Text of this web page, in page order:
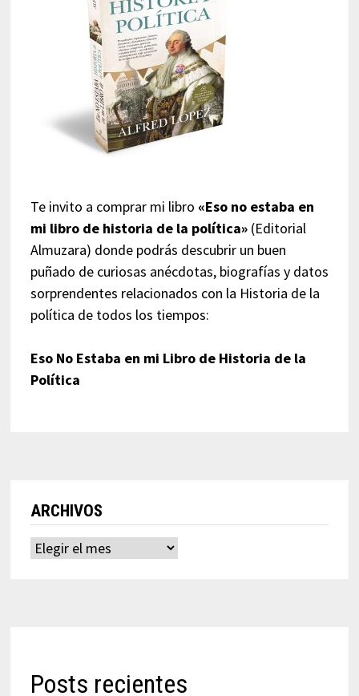
Te invito a comprar mi libro «Eso no estaba en
mi libro de historia de la política»(Editorial
Almuzara) donde podrás descubrir un buen
puñado de curiosas anécdotas, biografías y datos
sorprendentes relacionados con la Historia de la
política de todos los tiempos:
Eso No Estaba en mi Libro de Historia de la
Política
ARCHIVOS
Archivos
Posts recientes